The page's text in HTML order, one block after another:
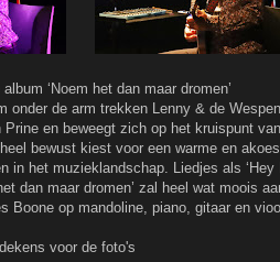
‘Noem het dan maar dromen’
onder de arm trekken Lenny & de
en beweegt zich op het kruispunt
bewust kiest voor een warme en
in het muzieklandschap. Liedjes als ‘Hey
dan maar dromen’ zal heel wat moois
Boone op mandoline, piano, gitaar en
voor de foto's